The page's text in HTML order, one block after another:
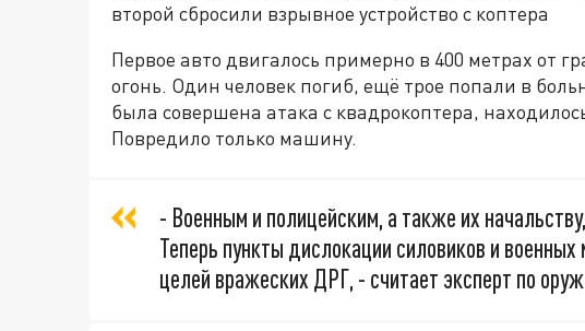
второй сбросили взрывное устройство с коптера
Первое авто двигалось примерно в 400 метрах от
огонь. Один человек погиб, ещё трое попали в
была совершена атака с квадрокоптера,
Повредило только машину.
- Военным и полицейским, а также их
Теперь пункты дислокации силовиков и
целей вражеских ДРГ, - считает эксперт по